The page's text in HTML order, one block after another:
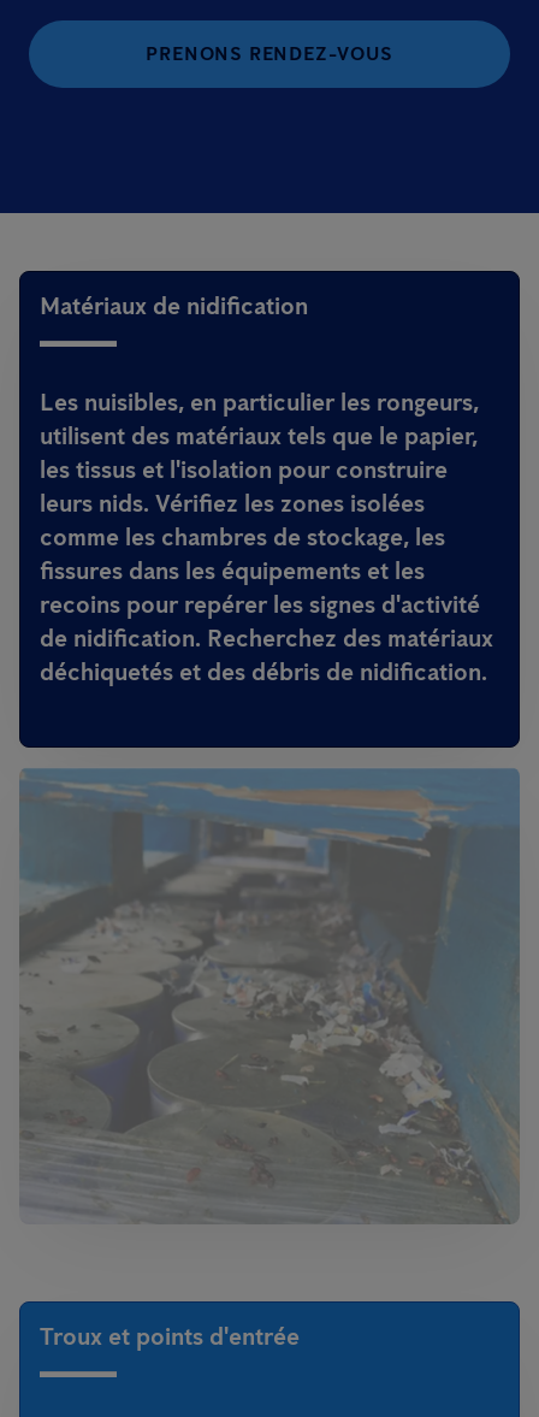
PRENONS RENDEZ-VOUS
Matériaux de nidification
Les nuisibles, en particulier les rongeurs,
utilisent des matériaux tels que le papier,
les tissus et l'isolation pour construire
leurs nids. Vérifiez les zones isolées
comme les chambres de stockage, les
fissures dans les équipements et les
recoins pour repérer les signes d'activité
de nidification. Recherchez des matériaux
déchiquetés et des débris de nidification.
Troux et points d'entrée